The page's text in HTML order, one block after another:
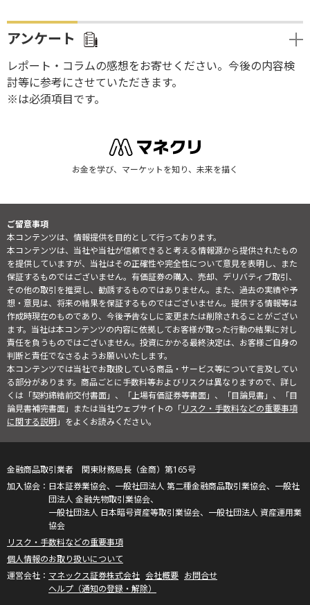
アンケート
レポート・コラムの感想をお寄せください。今後の内容検
討等に参考にさせていただきます。
※は必須項目です。
お金を学び、マーケットを知り、未来を描く
ご留意事項
本コンテンツは、情報提供を目的として行っております。
本コンテンツは、当社や当社が信頼できると考える情報源から提供されたもの
を提供していますが、当社はその正確性や完全性について意見を表明し、また
保証するものではございません。有価証券の購入、売却、デリバティブ取引、
その他の取引を推奨し、勧誘するものではありません。また、過去の実績や予
想・意見は、将来の結果を保証するものではございません。提供する情報等は
作成時現在のものであり、今後予告なしに変更または削除されることがござい
ます。当社は本コンテンツの内容に依拠してお客様が取った行動の結果に対し
責任を負うものではございません。投資にかかる最終決定は、お客様ご自身の
判断と責任でなさるようお願いいたします。
本コンテンツでは当社でお取扱している商品・サービス等について言及してい
る部分があります。商品ごとに手数料等およびリスクは異なりますので、詳し
くは「契約締結前交付書面」、「上場有価証券等書面」、「目論見書」、「目
論見書補完書面」または当社ウェブサイトの「リスク・手数料などの重要事項
に関する説明」をよくお読みください。
金融商品取引業者 関東財務局長（金商）第165号
日本証券業協会、一般社団法人 第二種金融商品取引業協会、一般社
団法人 金融先物取引業協会、
一般社団法人 日本暗号資産等取引業協会、一般社団法人 資産運用業
協会
リスク・手数料などの重要事項
個人情報のお取り扱いについて
マネックス証券株式会社 会社概要 お問合せ
ヘルプ（通知の登録・解除）